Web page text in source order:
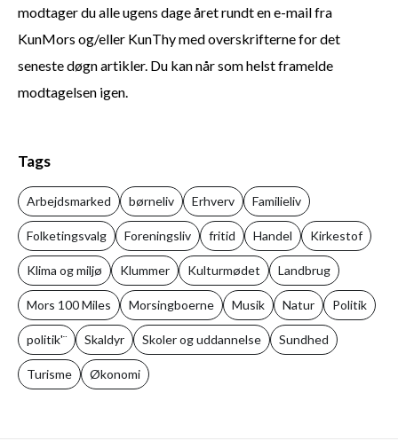
modtager du alle ugens dage året rundt en e-mail fra
KunMors og/eller KunThy med overskrifterne for det
seneste døgn artikler. Du kan når som helst framelde
modtagelsen igen.
Tags
Arbejdsmarked børneliv Erhverv Familieliv
Folketingsvalg Foreningsliv fritid Handel Kirkestof
Klima og miljø Klummer Kulturmødet Landbrug
Mors 100 Miles Morsingboerne Musik Natur Politik
politik'¨ Skaldyr Skoler og uddannelse Sundhed
Turisme Økonomi